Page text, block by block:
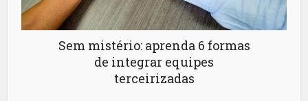
Sem mistério: aprenda 6 formas
de integrar equipes
terceirizadas